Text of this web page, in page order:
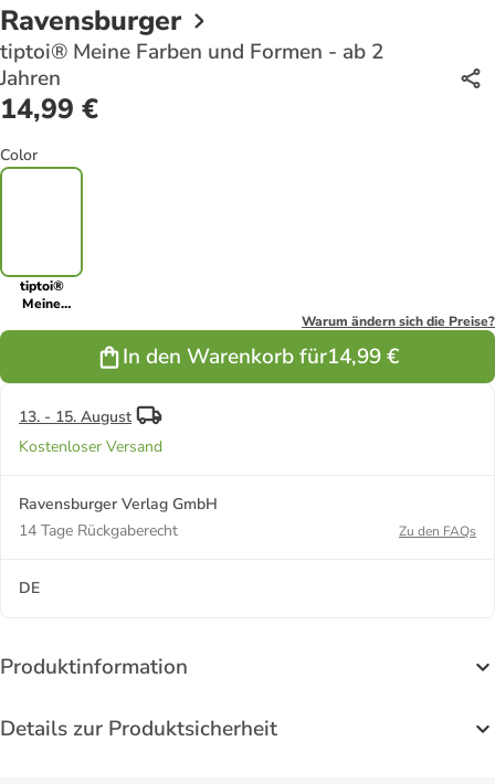
Ravensburger
tiptoi® Meine Farben und Formen - ab 2
Jahren
14,99 €
Color
tiptoi®
Meine
Warum ändern sich die Preise?
In den Warenkorb für14,99 €
13. - 15. August
Kostenloser Versand
Ravensburger Verlag GmbH
14 Tage Rückgaberecht
Zu den FAQs
DE
Produktinformation
Details zur Produktsicherheit